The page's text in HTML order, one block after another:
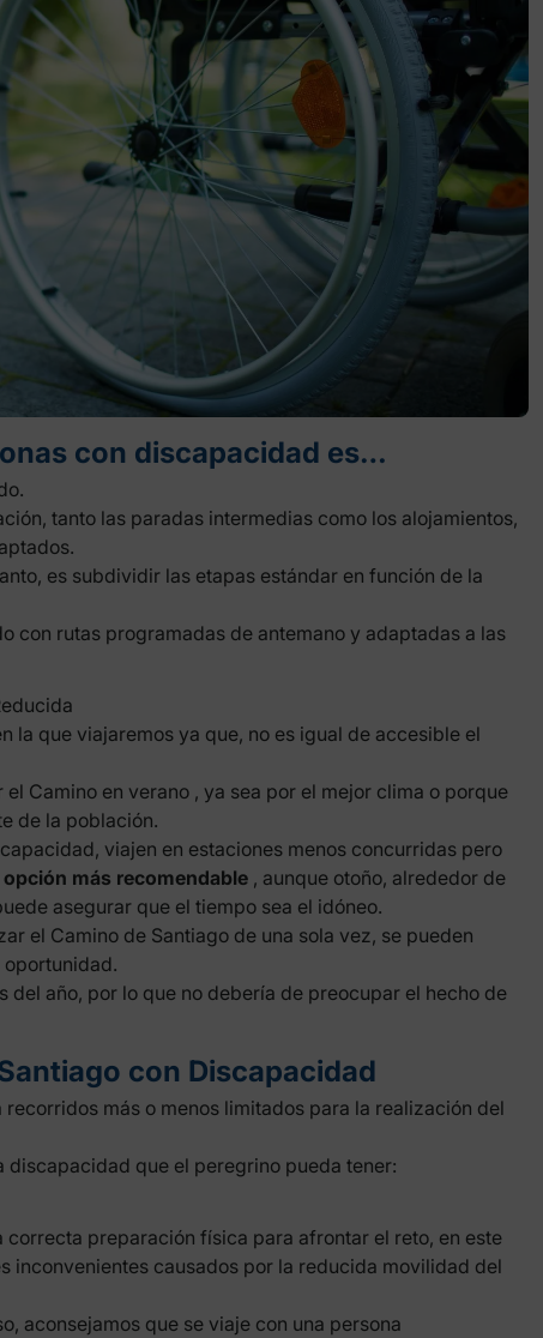
con discapacidad es…
tanto las paradas intermedias como los alojamientos,
es subdividir las etapas estándar en función de la
con rutas programadas de antemano y adaptadas a las
la que viajaremos ya que, no es igual de accesible el
el Camino en verano , ya sea por el mejor clima o porque
de la población.
viajen en estaciones menos concurridas pero
opción más recomendable , aunque otoño, alrededor de
asegurar que el tiempo sea el idóneo.
el Camino de Santiago de una sola vez, se pueden
año, por lo que no debería de preocupar el hecho de
con Discapacidad
más o menos limitados para la realización del
discapacidad que el peregrino pueda tener:
preparación física para afrontar el reto, en este
inconvenientes causados por la reducida movilidad del
aconsejamos que se viaje con una persona